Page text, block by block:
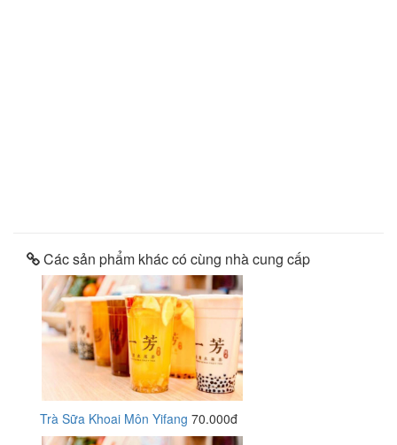
Các sản phẩm khác có cùng nhà cung cấp
Trà Sữa Khoai Môn Yifang 70.000đ